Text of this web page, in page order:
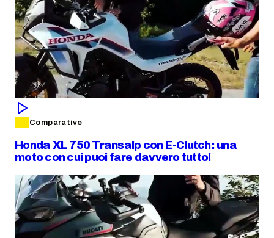
Comparative
Honda XL 750 Transalp con E-Clutch: una
moto con cui puoi fare davvero tutto!